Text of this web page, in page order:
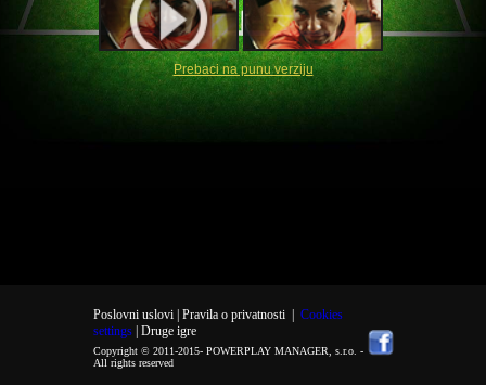
Prebaci na punu verziju
Poslovni uslovi | Pravila o privatnosti| Cookies
settings
| Druge igre
Copyright © 2011-2015- POWERPLAY MANAGER, s.r.o. -
All rights reserved